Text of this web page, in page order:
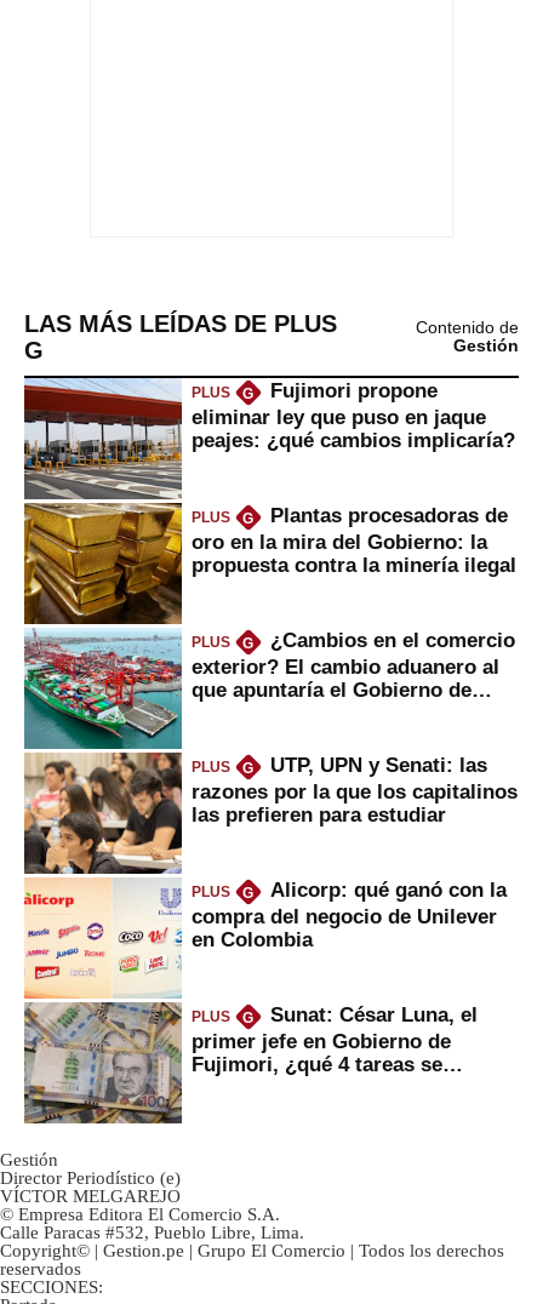
LAS MÁS LEÍDAS DE PLUS
G
Contenido de
Gestión
PLUS G
Fujimori propone
eliminar ley que puso en jaque
peajes: ¿qué cambios implicaría?
PLUS G
Plantas procesadoras de
oro en la mira del Gobierno: la
propuesta contra la minería ilegal
PLUS G
¿Cambios en el comercio
exterior? El cambio aduanero al
que apuntaría el Gobierno de
PLUS G
UTP, UPN y Senati: las
razones por la que los capitalinos
las prefieren para estudiar
PLUS G
Alicorp: qué ganó con la
compra del negocio de Unilever
en Colombia
PLUS G
Sunat: César Luna, el
primer jefe en Gobierno de
Fujimori, ¿qué 4 tareas se
Gestión
Director Periodístico (e)
VÍCTOR MELGAREJO
© Empresa Editora El Comercio S.A.
Calle Paracas #532, Pueblo Libre, Lima.
Copyright© | Gestion.pe | Grupo El Comercio | Todos los derechos
reservados
SECCIONES: